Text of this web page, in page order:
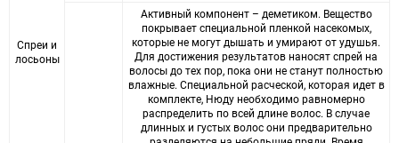
Спреи и
лосьоны
Активный компонент – деметиком. Вещество
покрывает специальной пленкой насекомых,
которые не могут дышать и умирают от удушья.
Для достижения результатов наносят спрей на
волосы до тех пор, пока они не станут полностью
влажные. Специальной расческой, которая идет в
комплекте, Нюду необходимо равномерно
распределить по всей длине волос. В случае
длинных и густых волос они предварительно